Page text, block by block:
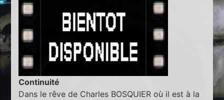
Continuité
Dans le rêve de Charles BOSQUIER où il est à la